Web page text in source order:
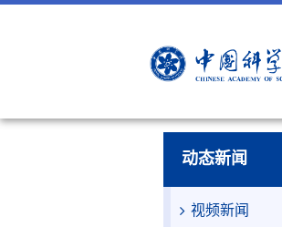
动态新闻
视频新闻